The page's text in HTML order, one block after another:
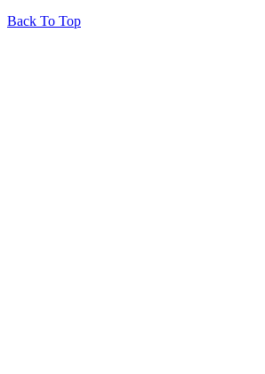
Back To Top